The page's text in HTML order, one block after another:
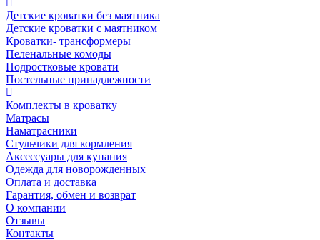
Детские кроватки без маятника
Детские кроватки с маятником
Кроватки- трансформеры
Пеленальные комоды
Подростковые кровати
Постельные принадлежности
Комплекты в кроватку
Матрасы
Наматрасники
Стульчики для кормления
Аксессуары для купания
Одежда для новорожденных
Оплата и доставка
Гарантия, обмен и возврат
О компании
Отзывы
Контакты